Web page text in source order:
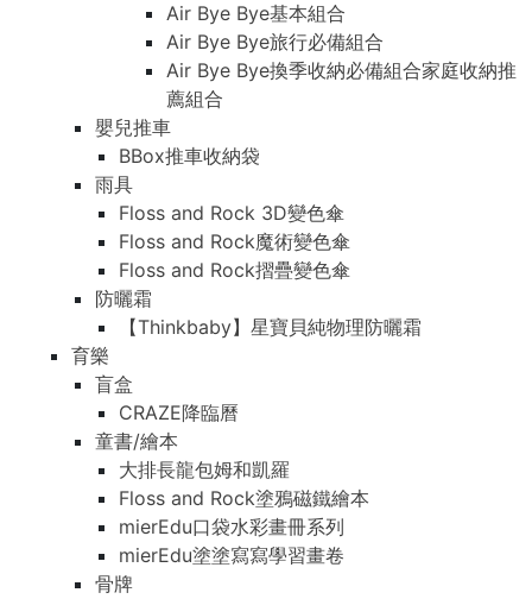
Air Bye Bye基本組合
Air Bye Bye旅行必備組合
Air Bye Bye換季收納必備組合家庭收納推
薦組合
嬰兒推車
BBox推車收納袋
雨具
Floss and Rock 3D變色傘
Floss and Rock魔術變色傘
Floss and Rock摺疊變色傘
防曬霜
【Thinkbaby】星寶貝純物理防曬霜
育樂
盲盒
CRAZE降臨曆
童書/繪本
大排長龍包姆和凱羅
Floss and Rock塗鴉磁鐵繪本
mierEdu口袋水彩畫冊系列
mierEdu塗塗寫寫學習畫卷
骨牌